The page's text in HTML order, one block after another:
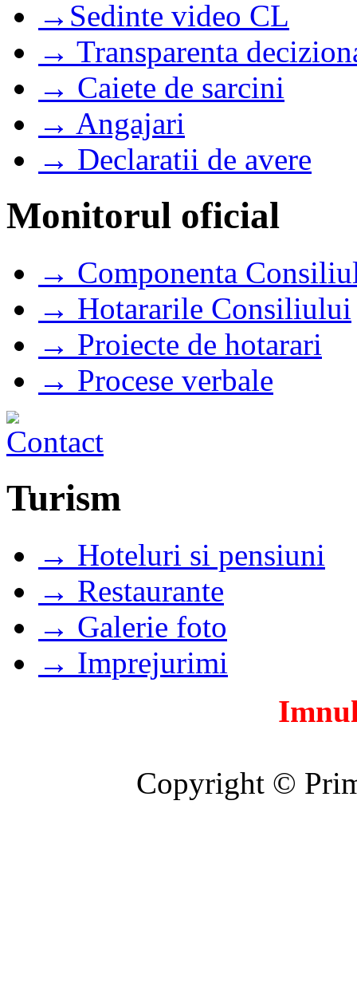
→Sedinte video CL
→ Transparenta
→ Caiete de sarcini
→ Angajari
→ Declaratii de avere
Monitorul oficial
→ Componenta
→ Hotararile Consiliului
→ Proiecte de hotarari
→ Procese verbale
Turism
→ Hoteluri si pensiuni
→ Restaurante
→ Galerie foto
→ Imprejurimi
Copyright ©